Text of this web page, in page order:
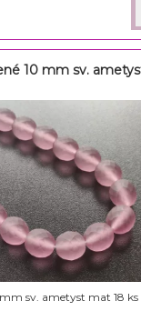
10 mm sv.
sv. ametyst mat 18 ks